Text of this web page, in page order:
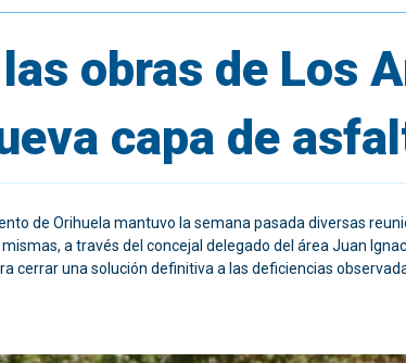
obras de Los
capa de
de Orihuela mantuvo la semana pasada diversas
a través del concejal delegado del área Juan
cerrar una solución definitiva a las deficiencias